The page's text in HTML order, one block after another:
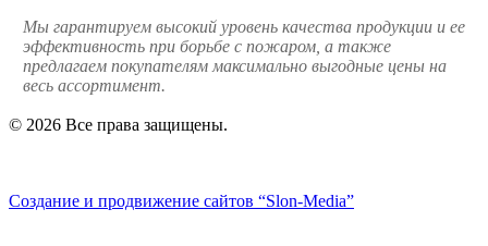
Мы гарантируем высокий уровень качества продукции и ее
эффективность при борьбе с пожаром, а также
предлагаем покупателям максимально выгодные цены на
весь ассортимент.
© 2026 Все права защищены.
Создание и продвижение сайтов “Slon-Media”